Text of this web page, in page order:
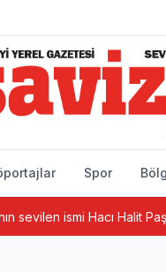
Spor
ismi Hacı Halit Paşalı’nın